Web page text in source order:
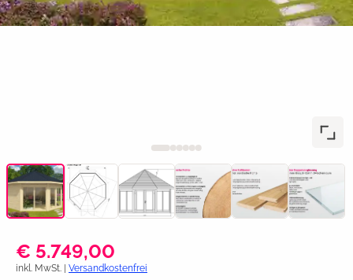
€ 5.749,00
inkl. MwSt. | Versandkostenfrei